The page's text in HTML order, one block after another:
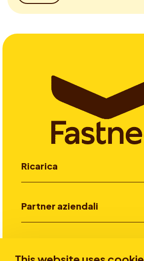
Ricarica
Partner aziendali